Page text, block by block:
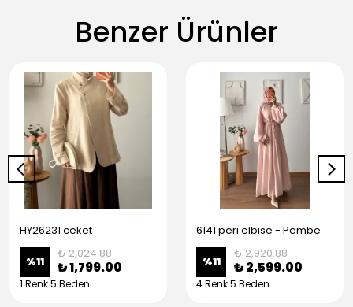
Benzer Ürünler
HY26231 ceket
%11
₺ 2,024.88
₺ 1,799.00
1 Renk 5 Beden
6141 peri elbise - Pembe
%11
₺ 2,920.88
₺ 2,599.00
4 Renk 5 Beden